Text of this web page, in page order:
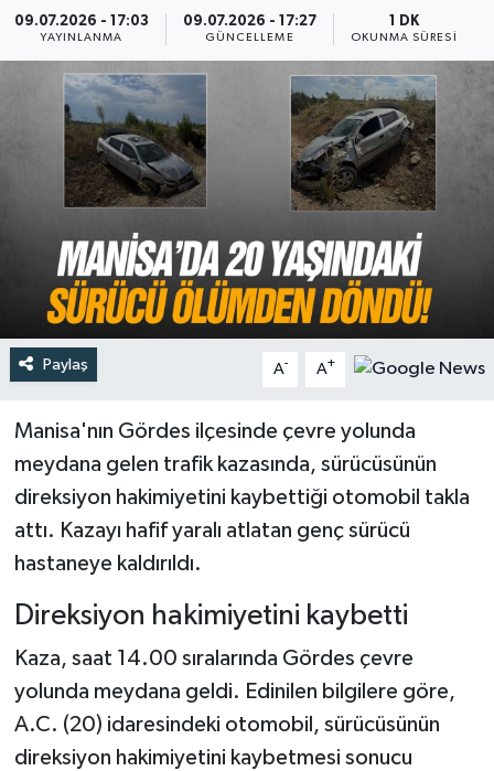
09.07.2026 - 17:03
YAYINLANMA
09.07.2026 - 17:27
GÜNCELLEME
1 DK
OKUNMA SÜRESI
Paylaş A- A+
Manisa'nın Gördes ilçesinde çevre yolunda
meydana gelen trafik kazasında, sürücüsünün
direksiyon hakimiyetini kaybettiği otomobil takla
attı. Kazayı hafif yaralı atlatan genç sürücü
hastaneye kaldırıldı.
Direksiyon hakimiyetini kaybetti
Kaza, saat 14.00 sıralarında Gördes çevre
yolunda meydana geldi. Edinilen bilgilere göre,
A.C. (20) idaresindeki otomobil, sürücüsünün
direksiyon hakimiyetini kaybetmesi sonucu
Siyaset
Spor
Türkiye
Yaşam
Haber Arşivi